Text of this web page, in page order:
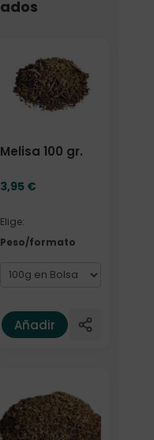
Melisa 100 gr.
3,95 €
Elige:
Peso/formato
Elige: Peso/formato
Añadir